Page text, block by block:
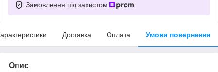
Замовлення під захистом
Доставка Оплата Умови повернення
Опис